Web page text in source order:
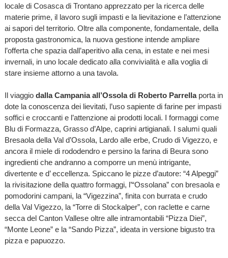
locale di Cosasca di Trontano apprezzato per la ricerca delle
materie prime, il lavoro sugli impasti e la lievitazione e l’attenzione
ai sapori del territorio. Oltre alla componente, fondamentale, della
proposta gastronomica, la nuova gestione intende ampliare
l’offerta che spazia dall’aperitivo alla cena, in estate e nei mesi
invernali, in uno locale dedicato alla convivialità e alla voglia di
stare insieme attorno a una tavola.
Il viaggio dalla Campania all’Ossola di Roberto Parrella porta in
dote la conoscenza dei lievitati, l’uso sapiente di farine per impasti
soffici e croccanti e l’attenzione ai prodotti locali. I formaggi come
Blu di Formazza, Grasso d’Alpe, caprini artigianali. I salumi quali
Bresaola della Val d’Ossola, Lardo alle erbe, Crudo di Vigezzo, e
ancora il miele di rododendro e persino la farina di Beura sono
ingredienti che andranno a comporre un menù intrigante,
divertente e d’ eccellenza. Spiccano le pizze d’autore: “4 Alpeggi”
la rivisitazione della quattro formaggi, l’“Ossolana” con bresaola e
pomodorini campani, la “Vigezzina”, finita con burrata e crudo
della Val Vigezzo, la “Torre di Stockalper”, con raclette e carne
secca del Canton Vallese oltre alle intramontabili “Pizza Diei”,
“Monte Leone” e la “Sando Pizza”, ideata in versione bigusto tra
pizza e papuozzo.